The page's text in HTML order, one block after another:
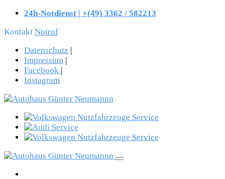
24h-Notdienst | +(49) 3362 / 582213
Kontakt Notruf
Datenschutz |
Impressum |
Facebook |
Instagram